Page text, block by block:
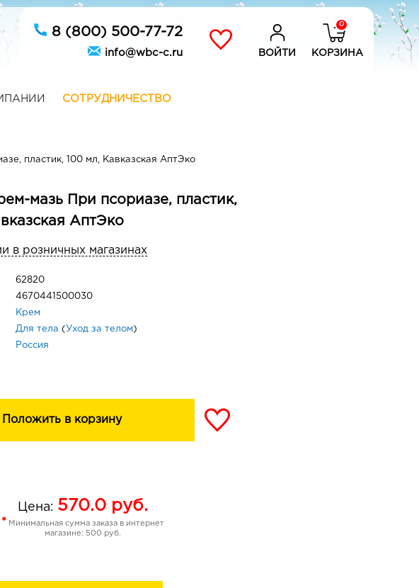
8 (800) 500-77-72
info@wbc-c.ru ВОЙТИ
0
КОРЗИНА
СОТРУДНИЧЕСТВО
пластик, 100 мл, Кавказская АптЭко
мазь При псориазе, пластик,
АптЭко
в розничных магазинах
62820
4670441500030
Крем
Для тела ( Уход за телом )
Россия
Положить в корзину
Цена: 570.0 руб.
* Минимальная сумма заказа в интернет
магазине: 500 руб.